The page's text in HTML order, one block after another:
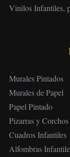
Vinilos Infantiles,
Murales Pintados
Murales de Papel
Papel Pintado
Pizarras y Corchos
Cuadros Infantiles
Alfombras